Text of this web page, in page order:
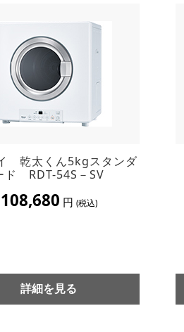
乾太くん5kgスタンダ
ド RDT-54S－SV
108,680 円 (税込)
詳細を見る